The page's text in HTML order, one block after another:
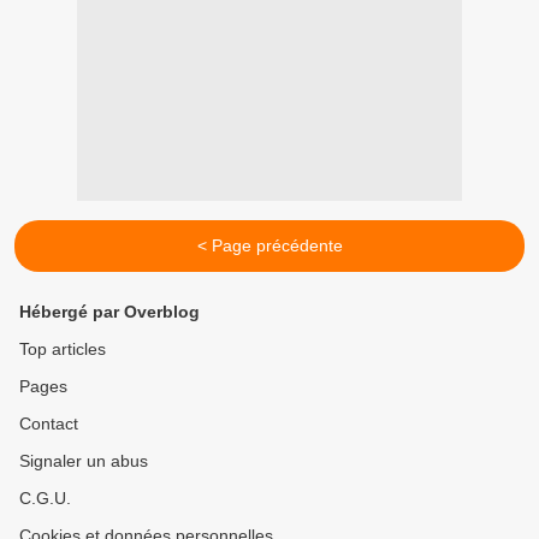
< Page précédente
Hébergé par Overblog
Top articles
Pages
Contact
Signaler un abus
C.G.U.